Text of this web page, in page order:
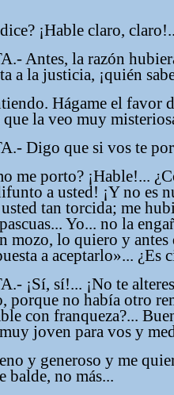
¡Hable claro,
Antes, la razón
a la justicia, ¡quién
Hágame el favor
que la veo muy
Digo que si vos te
me porto? ¡Hable!...
a usted! ¡Y no es
usted tan torcida; me
Yo... no la
mozo, lo quiero y antes
a aceptarlo»... ¿Es
¡Sí, sí!... ¡No te
porque no había otro
con franqueza?...
joven para vos y
y generoso y me
balde, no más...